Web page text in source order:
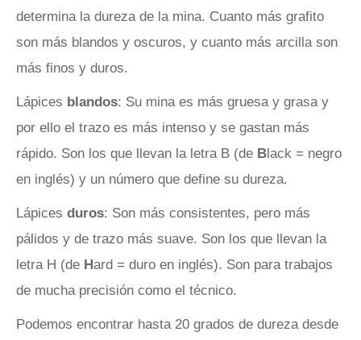
determina la dureza de la mina. Cuanto más grafito
son más blandos y oscuros, y cuanto más arcilla son
más finos y duros.
Lápices blandos: Su mina es más gruesa y grasa y
por ello el trazo es más intenso y se gastan más
rápido. Son los que llevan la letra B (de B lack = negro
en inglés) y un número que define su dureza.
Lápices duros: Son más consistentes, pero más
pálidos y de trazo más suave. Son los que llevan la
letra H (de Hard = duro en inglés). Son para trabajos
de mucha precisión como el técnico.
Podemos encontrar hasta 20 grados de dureza desde